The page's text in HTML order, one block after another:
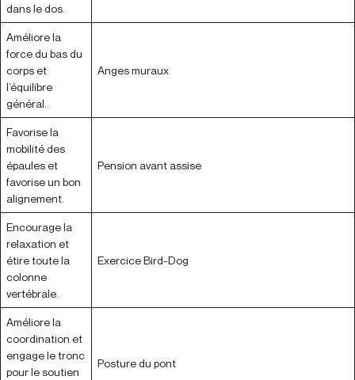
dans le dos.
Améliore la
force du bas du
corps et
l’équilibre
général.
Anges muraux
Favorise la
mobilité des
épaules et
favorise un bon
alignement.
Pension avant assise
Encourage la
relaxation et
étire toute la
colonne
vertébrale.
Exercice Bird-Dog
Améliore la
coordination et
engage le tronc
pour le soutien
Posture du pont